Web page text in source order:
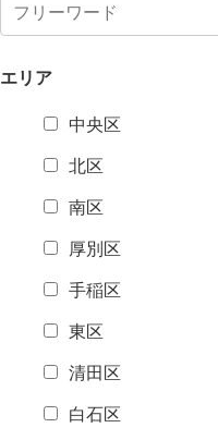
エリア
中央区
北区
南区
厚別区
手稲区
東区
清田区
白石区